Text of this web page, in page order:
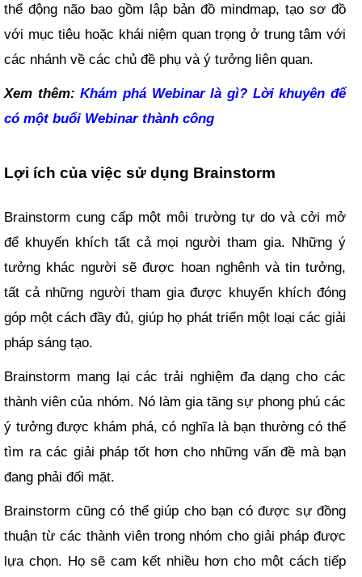
thể động não bao gồm lập bản đồ mindmap, tạo sơ đồ
với mục tiêu hoặc khái niệm quan trọng ở trung tâm với
các nhánh về các chủ đề phụ và ý tưởng liên quan.
Xem thêm: Khám phá Webinar là gì? Lời khuyên để
có một buổi Webinar thành công
Lợi ích của việc sử dụng Brainstorm
Brainstorm cung cấp một môi trường tự do và cởi mở
để khuyến khích tất cả mọi người tham gia. Những ý
tưởng khác người sẽ được hoan nghênh và tin tưởng,
tất cả những người tham gia được khuyến khích đóng
góp một cách đầy đủ, giúp họ phát triển một loại các giải
pháp sáng tạo.
Brainstorm mang lại các trải nghiệm đa dạng cho các
thành viên của nhóm. Nó làm gia tăng sự phong phú các
ý tưởng được khám phá, có nghĩa là bạn thường có thể
tìm ra các giải pháp tốt hơn cho những vấn đề mà bạn
đang phải đối mặt.
Brainstorm cũng có thể giúp cho bạn có được sự đồng
thuận từ các thành viên trong nhóm cho giải pháp được
lựa chọn. Họ sẽ cam kết nhiều hơn cho một cách tiếp